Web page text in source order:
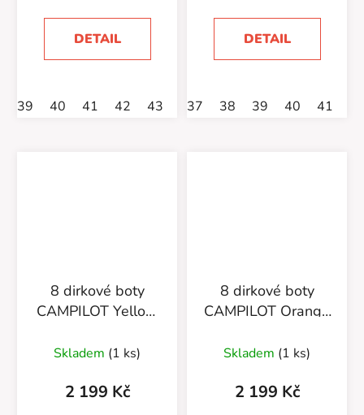
DETAIL
39 40 41 42 43 44 45 47
DETAIL
37 38 39 40 41
8 dirkové boty
CAMPILOT Yellow
Skladem (1 ks)
2 199 Kč
8 dirkové boty
CAMPILOT Orange
hodnocení
produktu
Skladem (1 ks)
2 199 Kč